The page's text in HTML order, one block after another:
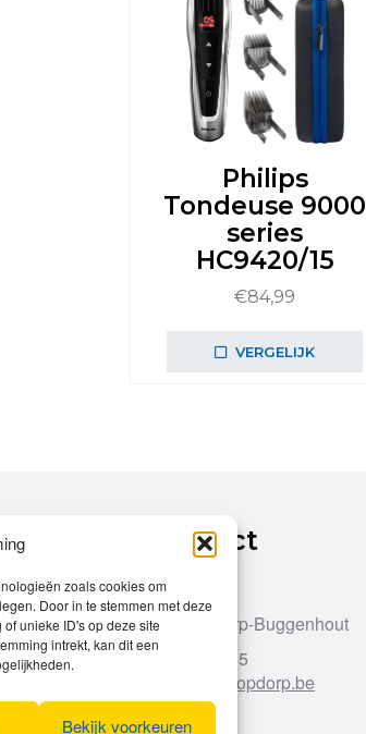
zoals cookies om
Door in te stemmen met deze
unieke ID's op deze site
intrekt, kan dit een
Bekijk voorkeuren
Philips
Tondeuse 9000
series
HC9420/15
€84,99
VERGELIJK
Contact
Dries 43
9255 Opdorp-Buggenhout
052/33.27.85
info@leroy-opdorp.be